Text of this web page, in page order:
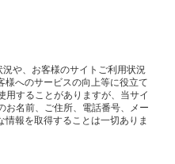
や、お客様のサイトご利用状況
様へのサービスの向上等に役立て
用することがありますが、当サイ
お名前、ご住所、電話番号、メー
報を取得することは一切ありま